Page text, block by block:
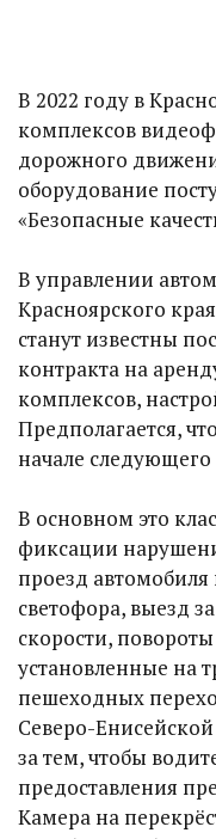
В 2022 году в
комплексов
дорожного
оборудование
«Безопасные
В управлении
Красноярского
станут известны
контракта на
комплексов,
Предполагается,
начале следующего
В основном это
фиксации
проезд
светофора, выезд
скорости,
установленные на
пешеходных
Северо-
за тем, чтобы
предоставления
Камера на